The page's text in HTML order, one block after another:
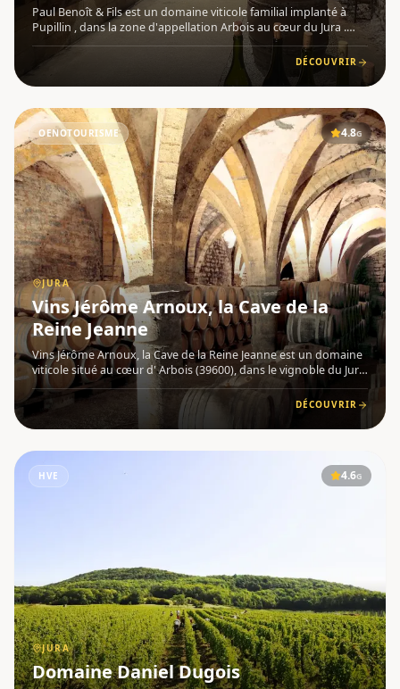
Paul Benoît & Fils est un domaine viticole familial implanté à
Pupillin , dans la zone d'appellation Arbois au cœur du Jura .
Fondé par Paul Benoît, le domaine a grandi au fil des années
pour atteindre aujourd'hui 9 hectares de vignes réparDÉCOUVRIR
OENOTOURISME 4.8G
JURA
Vins Jérôme Arnoux, la Cave de la
Reine Jeanne
Vins Jérôme Arnoux, la Cave de la Reine Jeanne est un domaine
viticole situé au cœur d' Arbois (39600), dans le vignoble du Jura
, première AOC de France. Son joyau est une cave médiévale
construite en 1322 par la Reine Jeanne, unique caveDÉCOUVRIR
HVE 4.6G
JURA
Domaine Daniel Dugois